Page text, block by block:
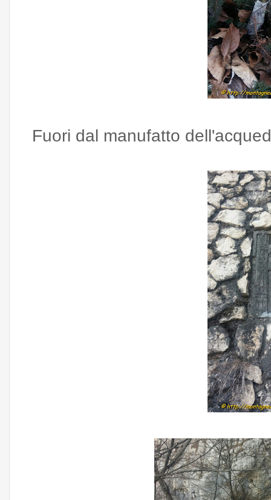
Fuori dal manufatto